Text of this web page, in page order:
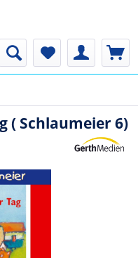
( Schlaumeier 6)